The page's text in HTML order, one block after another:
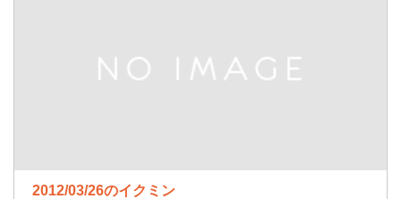
2012/03/26のイクミン